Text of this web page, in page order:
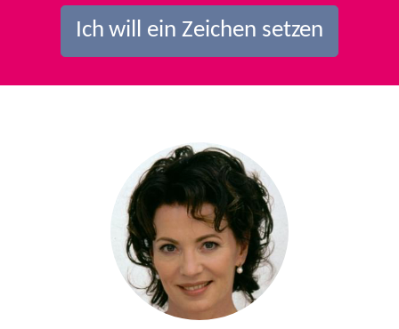
Ich will ein Zeichen setzen